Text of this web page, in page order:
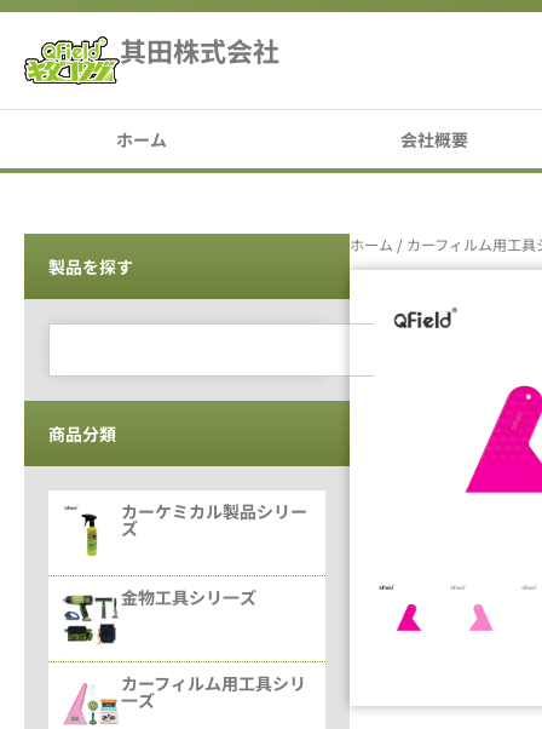
其田株式会社
ホーム 会社概要
製品を探す
商品分類
カーケミカル製品シリー
ズ
金物工具シリ一ズ
カーフィルム用工具シリ
一ズ
ホーム / カーフィルム用工具